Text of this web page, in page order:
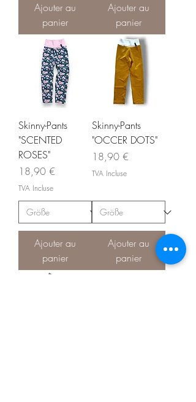
Ajouter au
panier
Ajouter au
panier
Skinny-Pants
"SCENTED
ROSES"
Prix
18,90 €
TVA Incluse
Ajouter au
panier
Skinny-Pants
"OCCER DOTS"
Prix
18,90 €
TVA Incluse
Ajouter au
panier